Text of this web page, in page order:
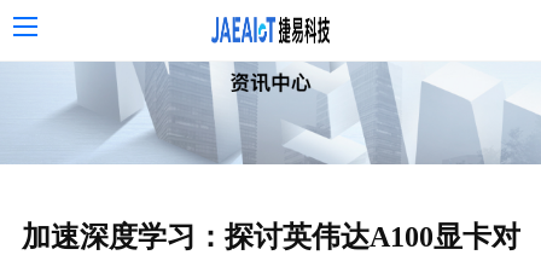
加速深度学习：探讨英伟达A100显卡对